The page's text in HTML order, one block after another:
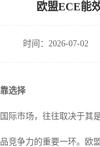
欧盟ECE能
时间：2026-07-02
选择
际市场，往往取决于
竞争力的重要一环。